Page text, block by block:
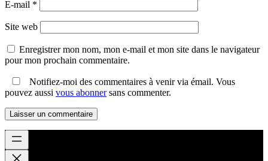
E-mail *
Site web
Enregistrer mon nom, mon e-mail et mon site dans le navigateur
pour mon prochain commentaire.
Notifiez-moi des commentaires à venir via émail. Vous
pouvez aussi vous abonnersans commenter.